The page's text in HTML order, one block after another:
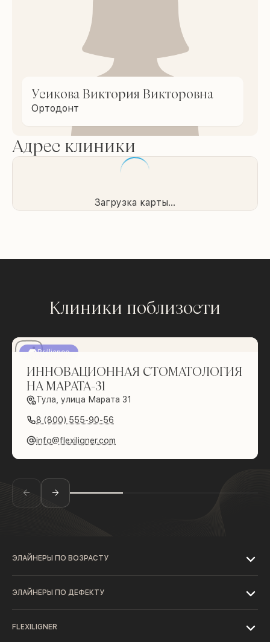
Усикова Виктория Викторовна
Ортодонт
Адрес клиники
Загрузка карты...
Клиники поблизости
Brilliance
ИННОВАЦИОННАЯ СТОМАТОЛОГИЯ
НА МАРАТА-31
Тула, улица Марата 31
8 (800) 555-90-56
info@flexiligner.com
ЭЛАЙНЕРЫ ПО ВОЗРАСТУ
ЭЛАЙНЕРЫ ПО ДЕФЕКТУ
FLEXILIGNER